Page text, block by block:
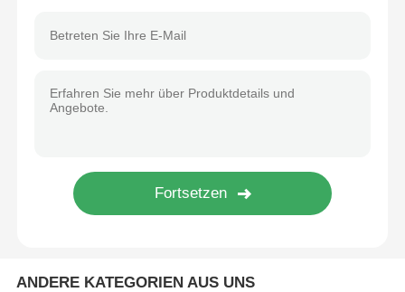
ANDERE KATEGORIEN AUS UNS